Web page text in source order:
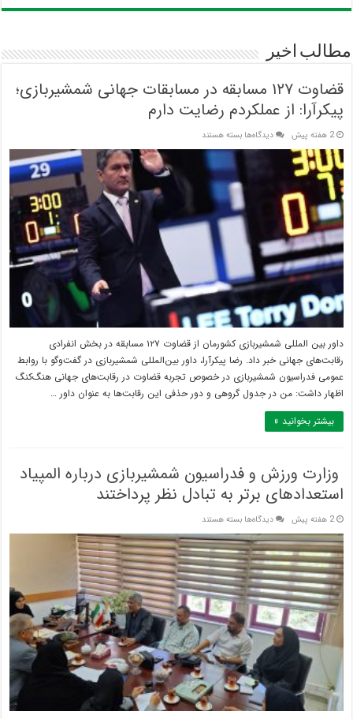
مطالب اخیر
قضاوت ۱۲۷ مسابقه در مسابقات جهانی شمشیربازی؛
پیکرآرا: از عملکردم رضایت دارم
2 هفته پیش دیدگاه‌هابرای
قضاوت
۱۲۷
مسابقه
در
مسابقات
جهانی
شمشیربازی؛
پیکرآرا:
عملکردم
رضایت
دارم
بسته هستند
داور بین المللی شمشیربازی کشورمان از قضاوت ۱۲۷ مسابقه در بخش انفرادی
رقابت‌های جهانی خبر داد. رضا پیکرآرا، داور بین‌المللی شمشیربازی در گفت‌وگو با روابط
عمومی فدراسیون شمشیربازی در خصوص تجربه قضاوت در رقابت‌های جهانی هنگ‌کنگ
اظهار داشت: من در جدول گروهی و دور حذفی این رقابت‌ها به عنوان داور …
بیشتر بخوانید »
‍ وزارت ورزش و فدراسیون شمشیربازی درباره المپیاد
استعدادهای برتر به تبادل نظر پرداختند
2 هفته پیش دیدگاه‌هابرای
‍
وزارت
ورزش
و
فدراسیون
شمشیربازی
درباره
المپیاد
استعدادهای
برتر
به
تبادل
نظر
پرداختند
بسته هستند